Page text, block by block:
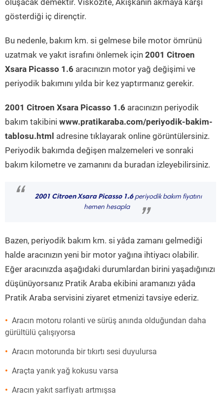
oluşacak demektir. Viskozite, Akışkanın akmaya karşı
gösterdiği iç dirençtir.
Bu nedenle, bakım km. si gelmese bile motor ömrünü
uzatmak ve yakıt israfını önlemek için 2001 Citroen
Xsara Picasso 1.6 aracınızın motor yağ değişimi ve
periyodik bakımını yılda bir kez yaptırmanız gerekir.
2001 Citroen Xsara Picasso 1.6 aracınızın periyodik
bakım takibini www.pratikaraba.com/periyodik-bakim-
tablosu.html adresine tıklayarak online görüntülersiniz.
Periyodik bakımda değişen malzemeleri ve sonraki
bakım kilometre ve zamanını da buradan izleyebilirsiniz.
“ 2001 Citroen Xsara Picasso 1.6periyodik bakım fiyatını
hemen hesapla
”
Bazen, periyodik bakım km. si yâda zamanı gelmediği
halde aracınızın yeni bir motor yağına ihtiyacı olabilir.
Eğer aracınızda aşağıdaki durumlardan birini yaşadığınızı
düşünüyorsanız Pratik Araba ekibini aramanızı yâda
Pratik Araba servisini ziyaret etmenizi tavsiye ederiz.
Aracın motoru rolanti ve sürüş anında olduğundan daha
gürültülü çalışıyorsa
Aracın motorunda bir tıkırtı sesi duyulursa
Araçta yanık yağ kokusu varsa
Aracın yakıt sarfiyatı artmışsa